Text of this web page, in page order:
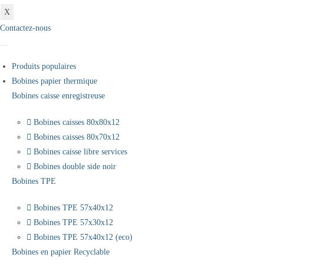
X
Contactez-nous
Produits populaires
Bobines papier thermique
Bobines caisse enregistreuse
Bobines caisses 80x80x12
Bobines caisses 80x70x12
Bobines caisse libre services
Bobines double side noir
Bobines TPE
Bobines TPE 57x40x12
Bobines TPE 57x30x12
Bobines TPE 57x40x12 (eco)
Bobines en papier Recyclable